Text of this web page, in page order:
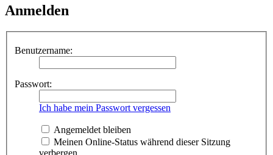
Anmelden
Benutzername:
Passwort:
Ich habe mein Passwort vergessen
Angemeldet bleiben
Meinen Online-Status während dieser Sitzung